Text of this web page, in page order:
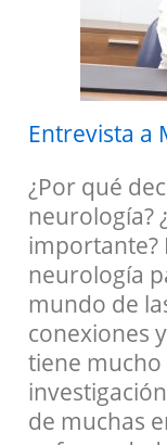
Entrevista a
¿Por qué
neurología?
importante?
neurología
mundo de
conexiones
tiene
de muchas